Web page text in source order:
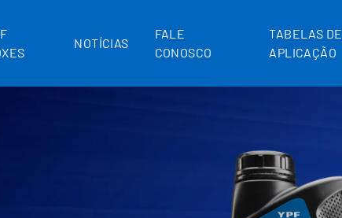
NOTÍCIAS
FALE
CONOSCO
TABELAS DE
APLICAÇÃO